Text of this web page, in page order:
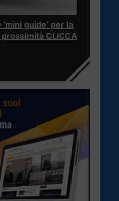
guide’ per la
CLICCA